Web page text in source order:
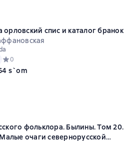
спис и каталог бранок
Средний рейтинг 0 на основе 0 оценок
0
s`om
фольклора. Былины. Том 20.
очаги севернорусской